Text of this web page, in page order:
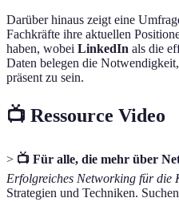
Darüber hinaus zeigt eine
Fachkräfte ihre aktuellen
haben, wobei LinkedIn als die
Daten belegen die
präsent zu sein.
📺 Ressource Video
> 📺 Für alle, die mehr über
Erfolgreiches Networking für die
Strategien und Techniken.